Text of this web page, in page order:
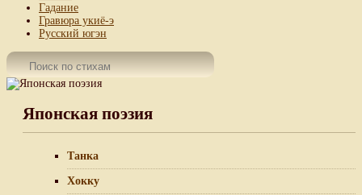
Гадание
Гравюра укиё-э
Русский югэн
Японская поэзия
Танка
Хокку